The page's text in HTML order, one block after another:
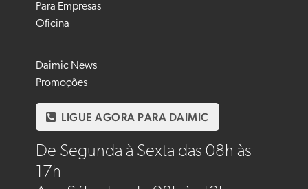
Para Empresas
Oficina
Daimic News
Promoções
LIGUE AGORA PARA DAIMIC
De Segunda à Sexta das 08h às
17h